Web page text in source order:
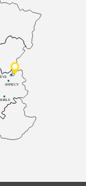
ANNECY